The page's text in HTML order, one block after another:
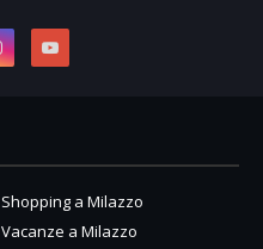
Shopping a Milazzo
Vacanze a Milazzo